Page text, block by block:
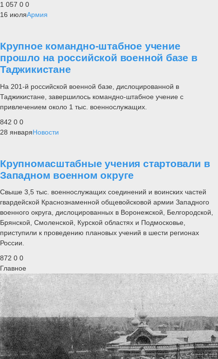
1 057 0 0
16 июляАрмия
Крупное командно-штабное учение
прошло на российской военной базе в
Таджикистане
На 201-й российской военной базе, дислоцированной в
Таджикистане, завершилось командно-штабное учение с
привлечением около 1 тыс. военнослужащих.
842 0 0
28 январяНовости
Крупномасштабные учения стартовали в
Западном военном округе
Свыше 3,5 тыс. военнослужащих соединений и воинских частей
гвардейской Краснознаменной общевойсковой армии Западного
военного округа, дислоцированных в Воронежской, Белгородской,
Брянской, Смоленской, Курской областях и Подмосковье,
приступили к проведению плановых учений в шести регионах
России.
872 0 0
Главное